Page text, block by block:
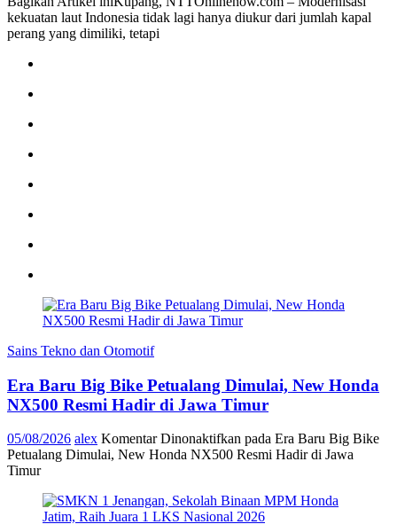
kekuatan laut Indonesia tidak lagi hanya diukur dari jumlah kapal
perang yang dimiliki, tetapi
Sains Tekno dan Otomotif
Era Baru Big Bike Petualang Dimulai, New Honda
NX500 Resmi Hadir di Jawa Timur
05/08/2026 alex Komentar Dinonaktifkan pada Era Baru Big Bike
Petualang Dimulai, New Honda NX500 Resmi Hadir di Jawa
Timur